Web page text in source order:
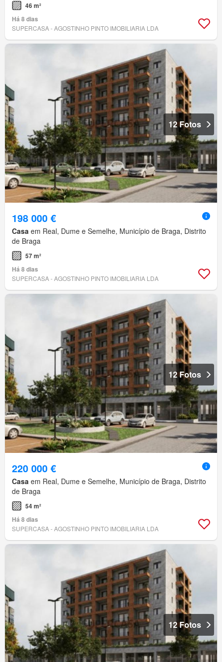
46 m²
Há 8 dias
SUPERCASA - AGOSTINHO PINTO IMOBILIARIA LDA
12 Fotos
198 000 €
Casa em Real, Dume e Semelhe, Município de Braga, Distrito
de Braga
57 m²
Há 8 dias
SUPERCASA - AGOSTINHO PINTO IMOBILIARIA LDA
12 Fotos
220 000 €
Casa em Real, Dume e Semelhe, Município de Braga, Distrito
de Braga
54 m²
Há 8 dias
SUPERCASA - AGOSTINHO PINTO IMOBILIARIA LDA
12 Fotos